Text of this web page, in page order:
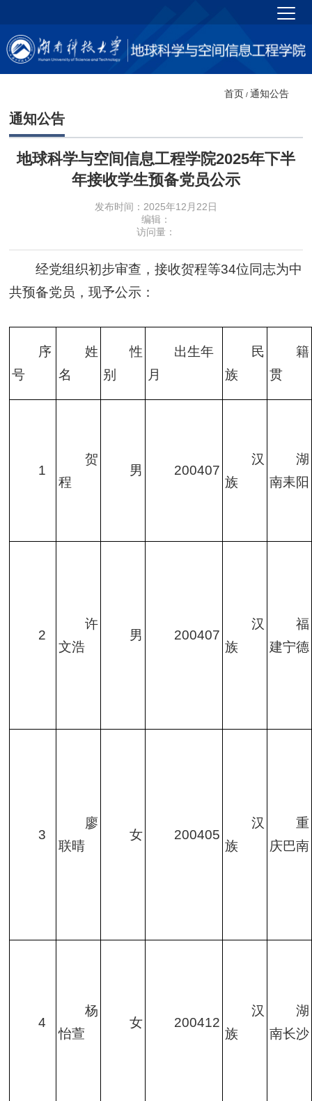
首页 / 通知公告
通知公告
地球科学与空间信息工程学院2025年下半
年接收学生预备党员公示
发布时间：2025年12月22日
编辑：
访问量：
经党组织初步审查，接收贺程等34位同志为中
共预备党员，现予公示：
序
号
姓
名
性
别
出生年
月
民
族
籍
贯
1
贺
程
男 200407
汉
族
湖
南耒阳
2
许
文浩
男 200407
汉
族
福
建宁德
3
廖
联晴
女 200405
汉
族
重
庆巴南
4
杨
怡萱
女 200412
汉
族
湖
南长沙